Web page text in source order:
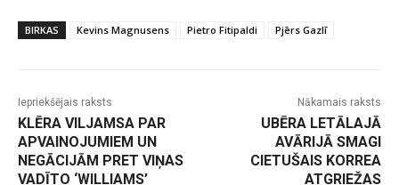
BIRKAS Kevins Magnusens Pietro Fitipaldi Pjērs Gazlī
Iepriekšējais raksts
KLĒRA VILJAMSA PAR
APVAINOJUMIEM UN
NEGĀCIJĀM PRET VIŅAS
VADĪTO ‘WILLIAMS’
Nākamais raksts
UBĒRA LETĀLAJĀ
AVĀRIJĀ SMAGI
CIETUŠAIS KORREA
ATGRIEŽAS